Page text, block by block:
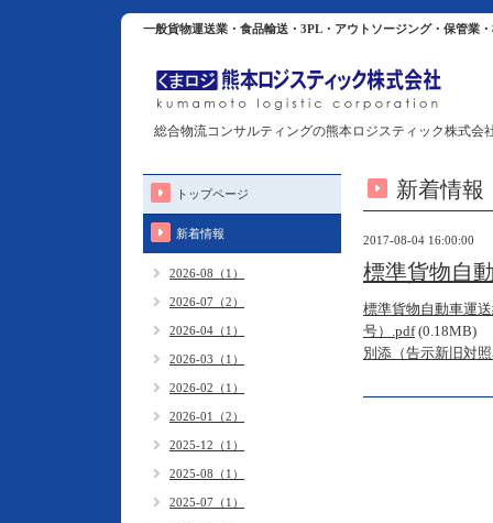
一般貨物運送業・食品輸送・3PL・アウトソージング・保管業
総合物流コンサルティングの熊本ロジスティック株式会
新着情報
2017-08-04 16:00:00
標準貨物自
標準貨物自動車運
号）.pdf (0.18MB)
別添（告示新旧対
トップページ
新着情報
2026-08（1）
2026-07（2）
2026-04（1）
2026-03（1）
2026-02（1）
2026-01（2）
2025-12（1）
2025-08（1）
2025-07（1）